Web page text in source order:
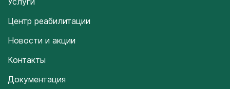
Центр реабилитации
Новости и акции
Контакты
Документация